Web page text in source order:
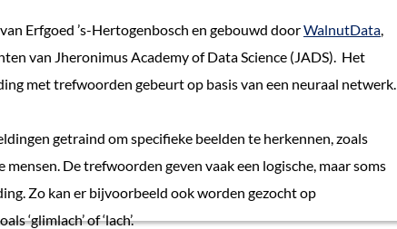
Erfgoed ’s-Hertogenbosch en gebouwd doorWalnutData,
van Jheronimus Academy of Data Science (JADS). Het
met trefwoorden gebeurt op basis van een neuraal netwerk.
getraind om specifieke beelden te herkennen, zoals
De trefwoorden geven vaak een logische, maar soms
Zo kan er bijvoorbeeld ook worden gezocht op
‘glimlach’ of ‘lach’.